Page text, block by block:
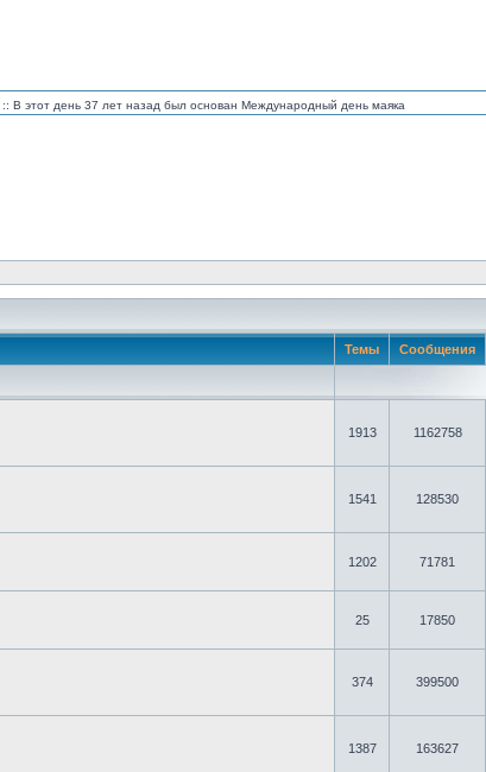
:: В этот день 37 лет назад был основан Международный день маяка
Темы Сообщения
1913 1162758
1541 128530
1202 71781
25 17850
374 399500
1387 163627